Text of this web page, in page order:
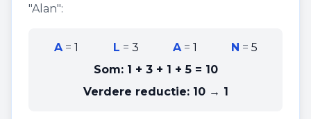
"Alan":
A=1 L = 3 A=1 N =5
Som: 1 + 3 + 1 + 5= 10
Verdere reductie: 10 → 1